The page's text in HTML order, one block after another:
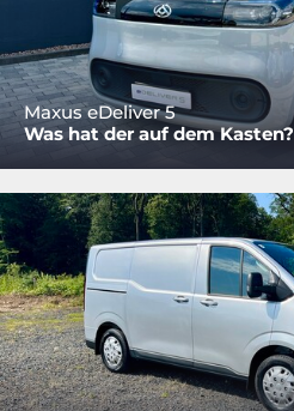
Maxus eDeliver 5
Was hat der auf dem Kasten?